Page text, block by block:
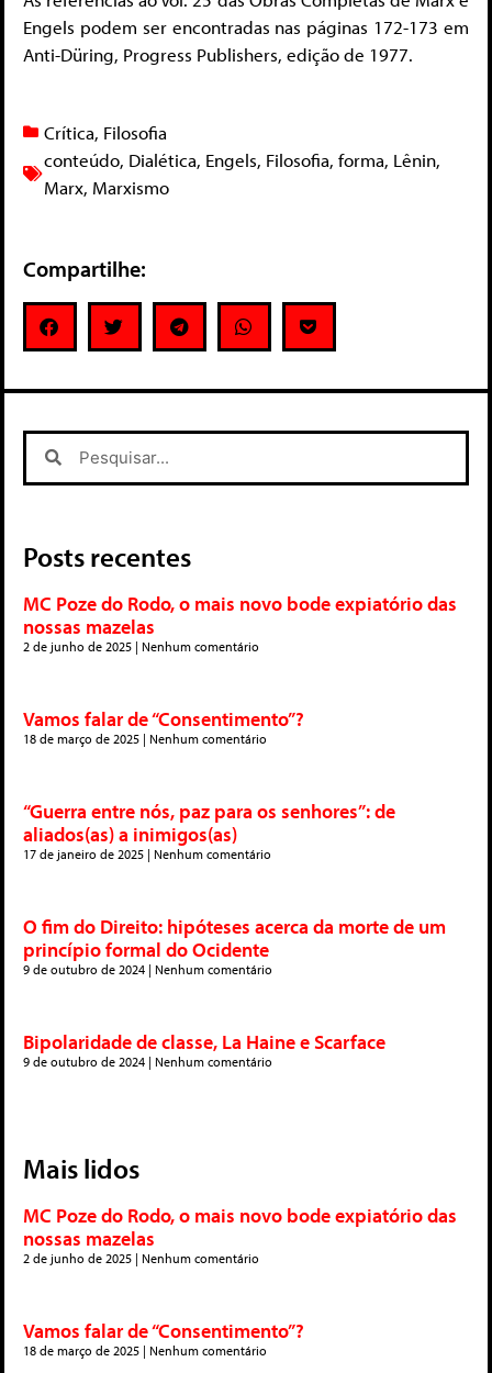
Engels podem ser encontradas nas páginas 172-173 em
Anti-Düring, Progress Publishers, edição de 1977.
Crítica, Filosofia
conteúdo, Dialética, Engels, Filosofia, forma, Lênin,
Marx, Marxismo
Compartilhe:
Posts recentes
MC Poze do Rodo, o mais novo bode expiatório das
nossas mazelas
2 de junho de 2025 Nenhum comentário
Vamos falar de “Consentimento”?
18 de março de 2025 Nenhum comentário
“Guerra entre nós, paz para os senhores”: de
aliados(as) a inimigos(as)
17 de janeiro de 2025 Nenhum comentário
O fim do Direito: hipóteses acerca da morte de um
princípio formal do Ocidente
9 de outubro de 2024 Nenhum comentário
Bipolaridade de classe, La Haine e Scarface
9 de outubro de 2024 Nenhum comentário
Mais lidos
MC Poze do Rodo, o mais novo bode expiatório das
nossas mazelas
2 de junho de 2025 Nenhum comentário
Vamos falar de “Consentimento”?
18 de março de 2025 Nenhum comentário